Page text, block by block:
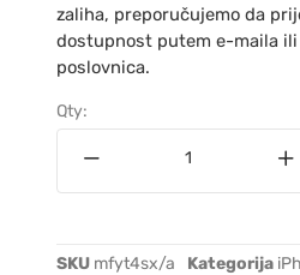
zaliha, preporučujemo da
dostupnost putem e-maila
poslovnica.
Qty:
SKU mfyt4sx/a Kategorija